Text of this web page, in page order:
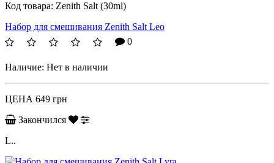
Код товара: Zenith Salt (30ml)
Набор для смешивания Zenith Salt Leo
0
Наличие: Нет в наличии
ЦЕНА 649 грн
Закончился
L..